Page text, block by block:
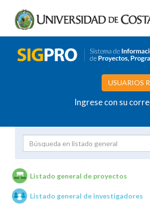
USUARIOS
Ingrese con su
Unidades de investigación
Listado general de proyectos
Listado general de investigadores